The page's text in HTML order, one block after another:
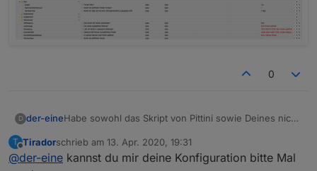
0
D der-eineHabe sowohl das Skript von Pittini sowie Deines nicht
Hier die Datenpunkte
T
Offline
Tiradorschrieb am 13. Apr. 2020, 19:31
zuletzt editiert von
@der-eine kannst du mir deine Konfiguration bitte Mal